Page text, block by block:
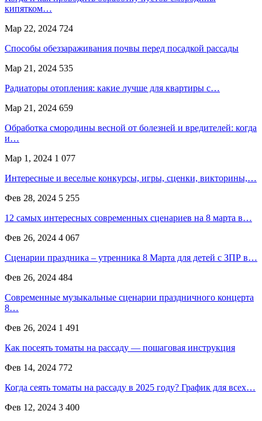
кипятком…
Мар 22, 2024 724
Способы обеззараживания почвы перед посадкой рассады
Мар 21, 2024 535
Радиаторы отопления: какие лучше для квартиры с…
Мар 21, 2024 659
Обработка смородины весной от болезней и вредителей: когда
и…
Мар 1, 2024 1 077
Интересные и веселые конкурсы, игры, сценки, викторины,…
Фев 28, 2024 5 255
12 самых интересных современных сценариев на 8 марта в…
Фев 26, 2024 4 067
Сценарии праздника – утренника 8 Марта для детей с ЗПР в…
Фев 26, 2024 484
Современные музыкальные сценарии праздничного концерта
8…
Фев 26, 2024 1 491
Как посеять томаты на рассаду — пошаговая инструкция
Фев 14, 2024 772
Когда сеять томаты на рассаду в 2025 году? График для всех…
Фев 12, 2024 3 400